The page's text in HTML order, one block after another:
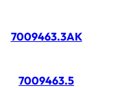
7009463.3AK
7009463.5